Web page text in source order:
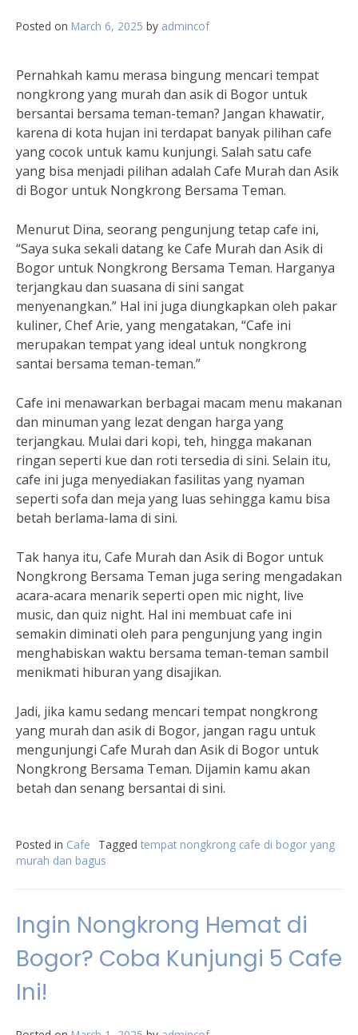
Posted on March 6, 2025 by admincof
Pernahkah kamu merasa bingung mencari tempat
nongkrong yang murah dan asik di Bogor untuk
bersantai bersama teman-teman? Jangan khawatir,
karena di kota hujan ini terdapat banyak pilihan cafe
yang cocok untuk kamu kunjungi. Salah satu cafe
yang bisa menjadi pilihan adalah Cafe Murah dan Asik
di Bogor untuk Nongkrong Bersama Teman.
Menurut Dina, seorang pengunjung tetap cafe ini,
“Saya suka sekali datang ke Cafe Murah dan Asik di
Bogor untuk Nongkrong Bersama Teman. Harganya
terjangkau dan suasana di sini sangat
menyenangkan.” Hal ini juga diungkapkan oleh pakar
kuliner, Chef Arie, yang mengatakan, “Cafe ini
merupakan tempat yang ideal untuk nongkrong
santai bersama teman-teman.”
Cafe ini menawarkan berbagai macam menu makanan
dan minuman yang lezat dengan harga yang
terjangkau. Mulai dari kopi, teh, hingga makanan
ringan seperti kue dan roti tersedia di sini. Selain itu,
cafe ini juga menyediakan fasilitas yang nyaman
seperti sofa dan meja yang luas sehingga kamu bisa
betah berlama-lama di sini.
Tak hanya itu, Cafe Murah dan Asik di Bogor untuk
Nongkrong Bersama Teman juga sering mengadakan
acara-acara menarik seperti open mic night, live
music, dan quiz night. Hal ini membuat cafe ini
semakin diminati oleh para pengunjung yang ingin
menghabiskan waktu bersama teman-teman sambil
menikmati hiburan yang disajikan.
Jadi, jika kamu sedang mencari tempat nongkrong
yang murah dan asik di Bogor, jangan ragu untuk
mengunjungi Cafe Murah dan Asik di Bogor untuk
Nongkrong Bersama Teman. Dijamin kamu akan
betah dan senang bersantai di sini.
Posted in Cafe Tagged tempat nongkrong cafe di bogor yang
murah dan bagus
Ingin Nongkrong Hemat di
Bogor? Coba Kunjungi 5 Cafe
Ini!